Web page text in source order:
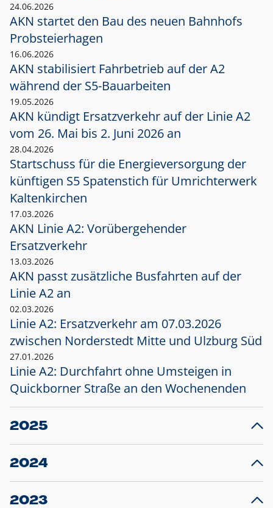
24.06.2026
AKN startet den Bau des neuen Bahnhofs
Probsteierhagen
16.06.2026
AKN stabilisiert Fahrbetrieb auf der A2
während der S5-Bauarbeiten
19.05.2026
AKN kündigt Ersatzverkehr auf der Linie A2
vom 26. Mai bis 2. Juni 2026 an
28.04.2026
Startschuss für die Energieversorgung der
künftigen S5 Spatenstich für Umrichterwerk
Kaltenkirchen
17.03.2026
AKN Linie A2: Vorübergehender
Ersatzverkehr
13.03.2026
AKN passt zusätzliche Busfahrten auf der
Linie A2 an
02.03.2026
Linie A2: Ersatzverkehr am 07.03.2026
zwischen Norderstedt Mitte und Ulzburg Süd
27.01.2026
Linie A2: Durchfahrt ohne Umsteigen in
Quickborner Straße an den Wochenenden
2025
23.12.2025
Projekt S5: Start der Bauarbeiten am
2024
10.12.2024
Großprojekt S5: Sperrung der Bahnstraße in
2023